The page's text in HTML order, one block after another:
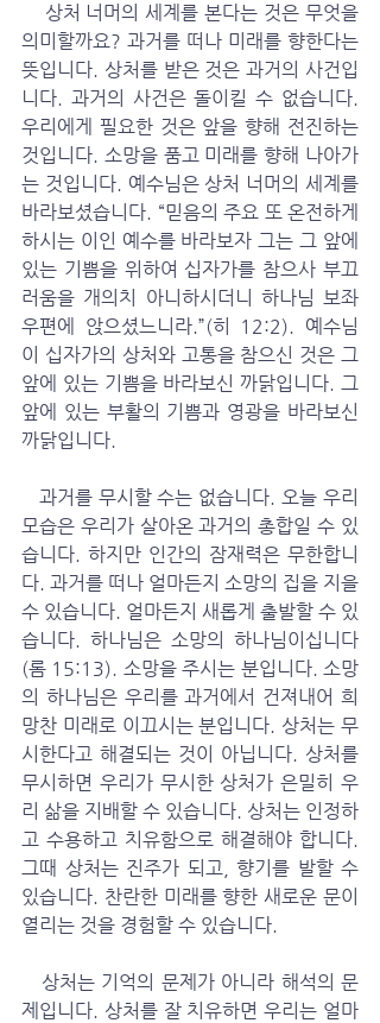
의미할까요? 과거를 떠나 미래를 향한다는
뜻입니다. 상처를 받은 것은 과거의 사건입
니다. 과거의 사건은 돌이킬 수 없습니다.
우리에게 필요한 것은 앞을 향해 전진하는
것입니다. 소망을 품고 미래를 향해 나아가
는 것입니다. 예수님은 상처 너머의 세계를
바라보셨습니다. “믿음의 주요 또 온전하게
하시는 이인 예수를 바라보자 그는 그 앞에
있는 기쁨을 위하여 십자가를 참으사 부끄
러움을 개의치 아니하시더니 하나님 보좌
우편에 앉으셨느니라.”(히 12:2). 예수님
이 십자가의 상처와 고통을 참으신 것은 그
앞에 있는 기쁨을 바라보신 까닭입니다. 그
앞에 있는 부활의 기쁨과 영광을 바라보신
까닭입니다.
모습은 우리가 살아온 과거의 총합일 수 있
습니다. 하지만 인간의 잠재력은 무한합니
다. 과거를 떠나 얼마든지 소망의 집을 지을
수 있습니다. 얼마든지 새롭게 출발할 수 있
습니다. 하나님은 소망의 하나님이십니다
(롬 15:13). 소망을 주시는 분입니다. 소망
의 하나님은 우리를 과거에서 건져내어 희
망찬 미래로 이끄시는 분입니다. 상처는 무
시한다고 해결되는 것이 아닙니다. 상처를
무시하면 우리가 무시한 상처가 은밀히 우
리 삶을 지배할 수 있습니다. 상처는 인정하
고 수용하고 치유함으로 해결해야 합니다.
그때 상처는 진주가 되고, 향기를 발할 수
있습니다. 찬란한 미래를 향한 새로운 문이
열리는 것을 경험할 수 있습니다.
제입니다. 상처를 잘 치유하면 우리는 얼마